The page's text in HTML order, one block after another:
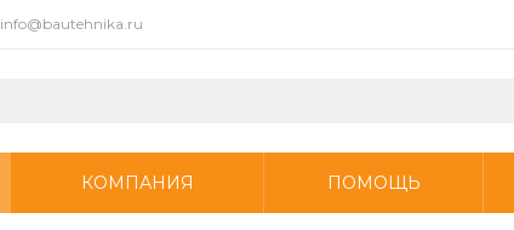
info@bautehnika.ru
КОМПАНИЯ ПОМОЩЬ